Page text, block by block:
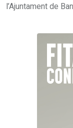
l’Ajuntament de